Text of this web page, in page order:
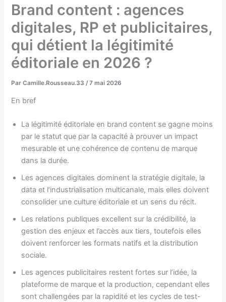
Brand content : agences
digitales, RP et publicitaires,
qui détient la légitimité
éditoriale en 2026 ?
ParCamille.Rousseau.33 /7 mai 2026
En bref
La légitimité éditoriale en brand content se gagne moins
par le statut que par la capacité à prouver un impact
mesurable et une cohérence de contenu de marque
dans la durée.
Les agences digitales dominent la stratégie digitale, la
data et l’industrialisation multicanale, mais elles doivent
consolider une culture éditoriale et un sens du récit.
Les relations publiques excellent sur la crédibilité, la
gestion des enjeux et l’accès aux tiers, toutefois elles
doivent renforcer les formats natifs et la distribution
sociale.
Les agences publicitaires restent fortes sur l’idée, la
plateforme de marque et la production, cependant elles
sont challengées par la rapidité et les cycles de test-